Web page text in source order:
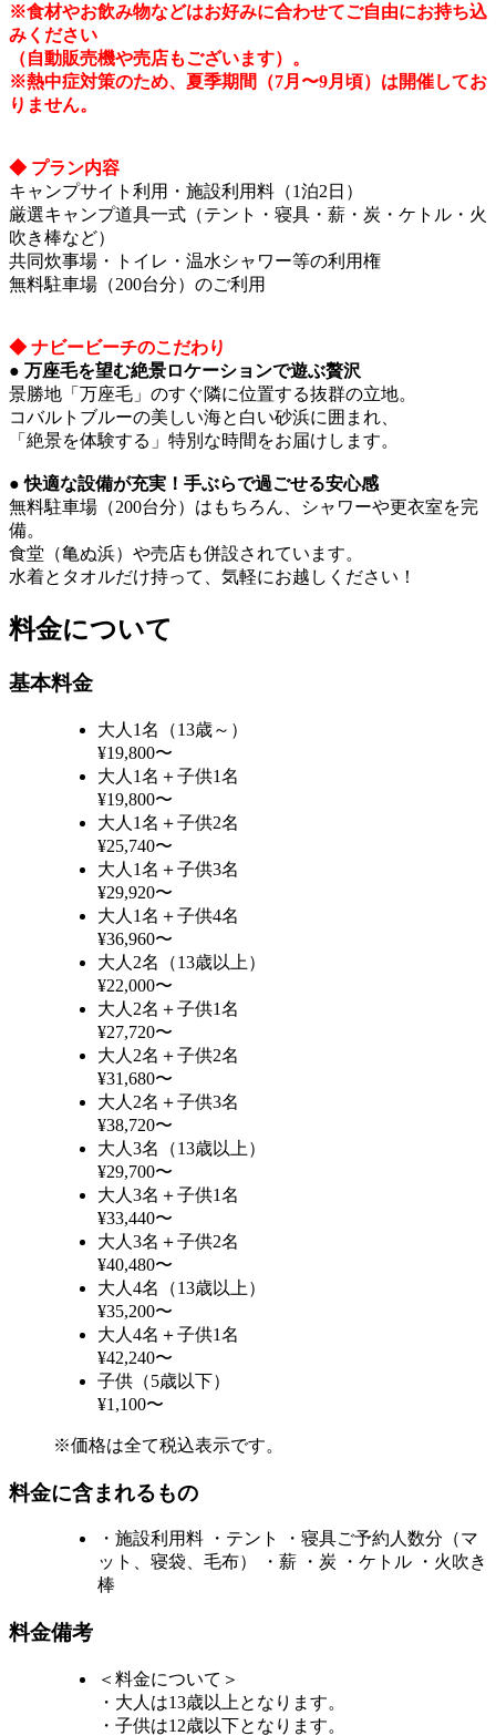
※食材やお飲み物などはお好みに合わせてご自由にお持ち込
みください
（自動販売機や売店もございます）。
※熱中症対策のため、夏季期間（7月〜9月頃）は開催してお
りません。
◆ プラン内容
キャンプサイト利用・施設利用料（1泊2日）
厳選キャンプ道具一式（テント・寝具・薪・炭・ケトル・火
吹き棒など）
共同炊事場・トイレ・温水シャワー等の利用権
無料駐車場（200台分）のご利用
◆ ナビービーチのこだわり
● 万座毛を望む絶景ロケーションで遊ぶ贅沢
景勝地「万座毛」のすぐ隣に位置する抜群の立地。
コバルトブルーの美しい海と白い砂浜に囲まれ、
「絶景を体験する」特別な時間をお届けします。
● 快適な設備が充実！手ぶらで過ごせる安心感
無料駐車場（200台分）はもちろん、シャワーや更衣室を完
備。
食堂（亀ぬ浜）や売店も併設されています。
水着とタオルだけ持って、気軽にお越しください！
料金について
基本料金
大人1名（13歳～）
¥19,800〜
大人1名＋子供1名
¥19,800〜
大人1名＋子供2名
¥25,740〜
大人1名＋子供3名
¥29,920〜
大人1名＋子供4名
¥36,960〜
大人2名（13歳以上）
¥22,000〜
大人2名＋子供1名
¥27,720〜
大人2名＋子供2名
¥31,680〜
大人2名＋子供3名
¥38,720〜
大人3名（13歳以上）
¥29,700〜
大人3名＋子供1名
¥33,440〜
大人3名＋子供2名
¥40,480〜
大人4名（13歳以上）
¥35,200〜
大人4名＋子供1名
¥42,240〜
子供（5歳以下）
¥1,100〜
※価格は全て税込表示です。
料金に含まれるもの
・施設利用料 ・テント ・寝具ご予約人数分（マ
ット、寝袋、毛布） ・薪 ・炭 ・ケトル ・火吹き
棒
料金備考
＜料金について＞
・大人は13歳以上となります。
・子供は12歳以下となります。